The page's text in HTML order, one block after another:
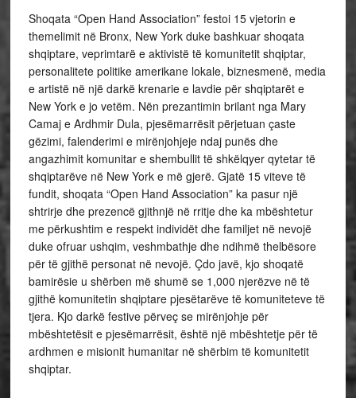
Shoqata “Open Hand Association” festoi 15 vjetorin e
themelimit në Bronx, New York duke bashkuar shoqata
shqiptare, veprimtarë e aktivistë të komunitetit shqiptar,
personalitete politike amerikane lokale, biznesmenë, media
e artistë në një darkë krenarie e lavdie për shqiptarët e
New York e jo vetëm. Nën prezantimin brilant nga Mary
Camaj e Ardhmir Dula, pjesëmarrësit përjetuan çaste
gëzimi, falenderimi e mirënjohjeje ndaj punës dhe
angazhimit komunitar e shembullit të shkëlqyer qytetar të
shqiptarëve në New York e më gjerë. Gjatë 15 viteve të
fundit, shoqata “Open Hand Association” ka pasur një
shtrirje dhe prezencë gjithnjë në rritje dhe ka mbështetur
me përkushtim e respekt individët dhe familjet në nevojë
duke ofruar ushqim, veshmbathje dhe ndihmë thelbësore
për të gjithë personat në nevojë. Çdo javë, kjo shoqatë
bamirësie u shërben më shumë se 1,000 njerëzve në të
gjithë komunitetin shqiptare pjesëtarëve të komuniteteve të
tjera. Kjo darkë festive përveç se mirënjohje për
mbështetësit e pjesëmarrësit, është një mbështetje për të
ardhmen e misionit humanitar në shërbim të komunitetit
shqiptar.